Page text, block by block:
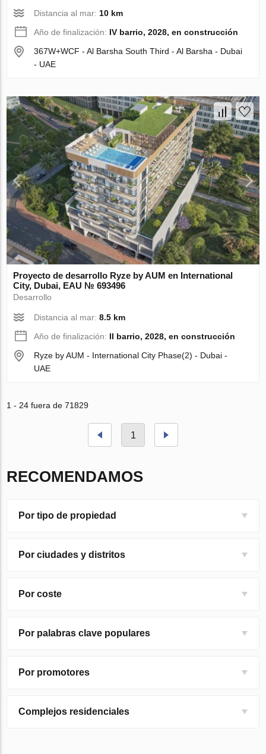
Distancia al mar: 10 km
Año de finalización: IV barrio, 2028, en construcción
367W+WCF - Al Barsha South Third - Al Barsha - Dubai
- UAE
Proyecto de desarrollo Ryze by AUM en International
City, Dubai, EAU № 693496
Desarrollo
Distancia al mar:8.5 km
Año de finalización: II barrio, 2028, en construcción
Ryze by AUM - International City Phase(2) - Dubai -
UAE
1 - 24 fuera de 71829
1
RECOMENDAMOS
Por tipo de propiedad
Por ciudades y distritos
Por coste
Por palabras clave populares
Por promotores
Complejos residenciales